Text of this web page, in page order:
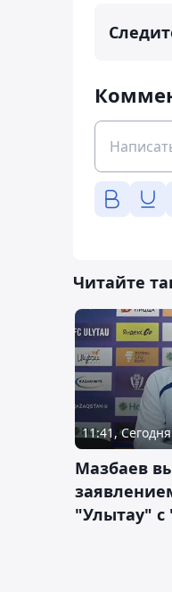
Читайте
11:41, Сегодня
Мазбаев
"Улытау"